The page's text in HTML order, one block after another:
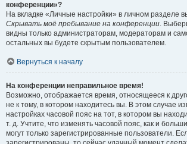
конференции»?
На вкладке «Личные настройки» в личном разделе
Скрывать моё пребывание на конференции.
видны только администраторам, модераторам и
остальных вы будете скрытым пользователем.
Вернуться к началу
На конференции неправильное время!
Возможно, отображается время, относящееся к
не к тому, в котором находитесь вы. В этом случае
настройках часовой пояс на тот, в котором вы
т. д. Учтите, что изменять часовой пояс, как и
могут только зарегистрированные пользователи.